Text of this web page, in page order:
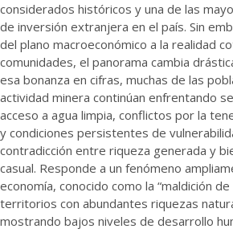
considerados históricos y una de las
de inversión extranjera en el país. Sin
del plano macroeconómico a la realidad
comunidades, el panorama cambia
esa bonanza en cifras, muchas de las
actividad minera continúan enfrentando
acceso a agua limpia, conflictos por la
y condiciones persistentes de
contradicción entre riqueza generada y
casual. Responde a un fenómeno
economía, conocido como la “maldición
territorios con abundantes riquezas
mostrando bajos niveles de desarrollo